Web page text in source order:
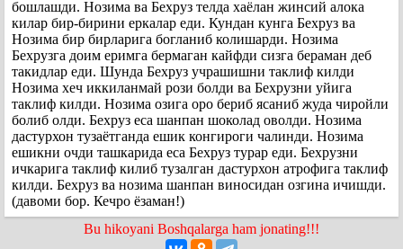
бошлашди. Нозима ва Бехруз телда хаёлан жинсий алока
килар бир-бирини еркалар еди. Кундан кунга Бехруз ва
Нозима бир бирларига богланиб колишарди. Нозима
Бехрузга доим еримга бермаган кайфди сизга бераман деб
такидлар еди. Шунда Бехруз учрашишни таклиф килди
Нозима хеч иккиланмай рози болди ва Бехрузни уйига
таклиф килди. Нозима озига оро бериб ясаниб жуда чиройли
болиб олди. Бехруз еса шанпан шоколад оволди. Нозима
дастурхон тузаётганда ешик конгироги чалинди. Нозима
ешикни очди ташкарида еса Бехруз турар еди. Бехрузни
ичкарига таклиф килиб тузалган дастурхон атрофига таклиф
килди. Бехруз ва нозима шанпан виносидан озгина ичишди.
(давоми бор. Кечро ёзаман!)
Bu hikoyani Boshqalarga ham jonating!!!